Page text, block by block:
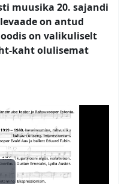
muusika 20. sajandi
on antud
on valikuliselt
kaht olulisemat